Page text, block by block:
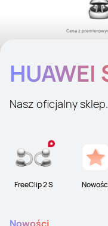
HUAWEI
Nasz oficjalny
FreeClip 2 S